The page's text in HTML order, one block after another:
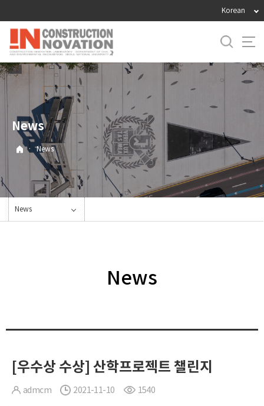
로
메
뉴
Korean
News
· News
News
News
[우수상 수상] 산학프로젝트 챌린지
admcm 2021-11-10 1540